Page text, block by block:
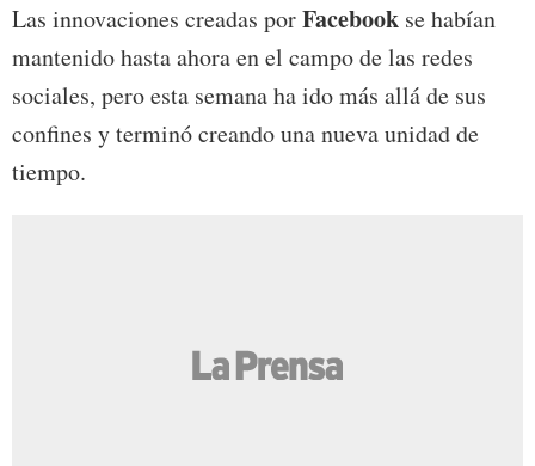
Las innovaciones creadas porFacebook se habían
mantenido hasta ahora en el campo de las redes
sociales, pero esta semana ha ido más allá de sus
confines y terminó creando una nueva unidad de
tiempo.